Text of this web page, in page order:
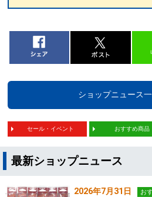
ショップニュース
セール・イベント おすすめ商品
最新ショップニュース
2026年7月31日 お